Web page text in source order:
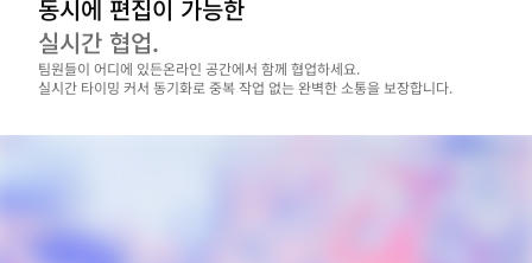
동시에 편집이 가능한
실시간 협업.
팀원들이 어디에 있든온라인 공간에서 함께 협업하세요.
실시간 타이밍 커서 동기화로 중복 작업 없는 완벽한 소통을 보장합니다.